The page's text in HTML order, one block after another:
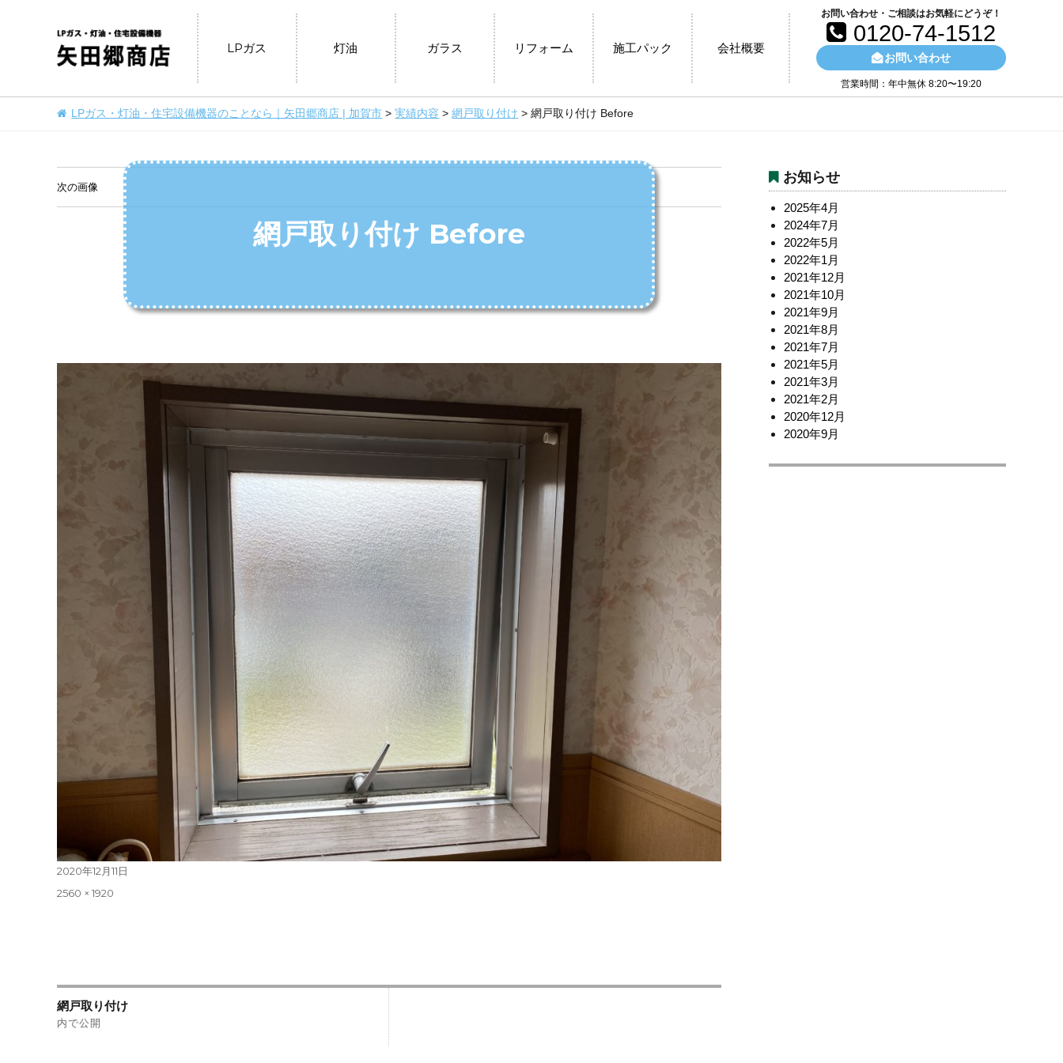
LPガス 灯油 ガラス リフォーム 施工パック 会社概要
お問い合わせ・ご相談はお気軽にどうぞ！
0120-74-1512
お問い合わせ
営業時間：年中無休 8:20〜19:20
LPガス・灯油・住宅設備機器のことなら｜矢田郷商店 | 加賀市 >実績内容 >網戸取り付け >網戸取り付け Before
次の画像
網戸取り付け Before
投
稿
2020年12月11日
フ
2560 × 1920
投
稿
網戸取り付け
内で公開
お知らせ
2025年4月
2024年7月
2022年5月
2022年1月
2021年12月
2021年10月
2021年9月
2021年8月
2021年7月
2021年5月
2021年3月
2021年2月
2020年12月
2020年9月